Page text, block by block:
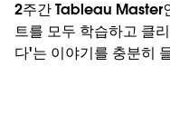
2주간 Tableau Master
트를 모두 학습하고 클
다'는 이야기를 충분히